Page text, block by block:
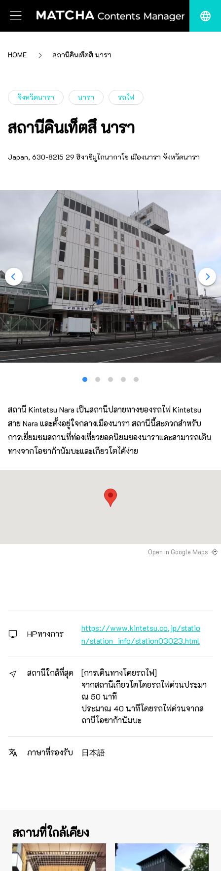
language
HOME สถานีคินเท็ตสึ นารา
จังหวัดนารา นารา รถไฟ
สถานีคินเท็ตสึ นารา
Japan, 630-8215 29 ฮิงาชิมูไกนากาโช เมืองนารา จังหวัดนารา
สถานี Kintetsu Nara เป็นสถานีปลายทางของรถไฟ Kintetsu
สาย Nara และตั้งอยู่ใจกลางเมืองนารา สถานีนี้สะดวกสำหรับ
การเยี่ยมชมสถานที่ท่องเที่ยวยอดนิยมของนาราและสามารถเดิน
ทางจากโอซาก้านัมบะและเกียวโตได้ง่าย
Open in Google Maps
HPทางการ
https://www.kintetsu.co.jp/statio
n/station_info/station03023.html
สถานีใกล้ที่สุด
[การเดินทางโดยรถไฟ]
จากสถานีเกียวโตโดยรถไฟด่วนประมา
ณ 50 นาที
ประมาณ 40 นาทีโดยรถไฟด่วนจากส
ถานีโอซาก้านัมบะ
ภาษาที่รองรับ 日本語
สถานที่ใกล้เคียง